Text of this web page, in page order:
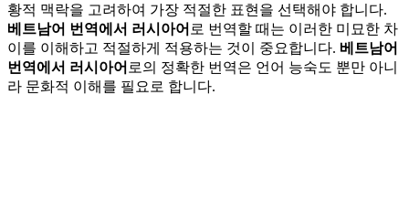
황적 맥락을 고려하여 가장 적절한 표현을 선택해야 합니다.
베트남어 번역에서 러시아어 로 번역할 때는 이러한 미묘한 차
이를 이해하고 적절하게 적용하는 것이 중요합니다. 베트남어
번역에서 러시아어 로의 정확한 번역은 언어 능숙도 뿐만 아니
라 문화적 이해를 필요로 합니다.